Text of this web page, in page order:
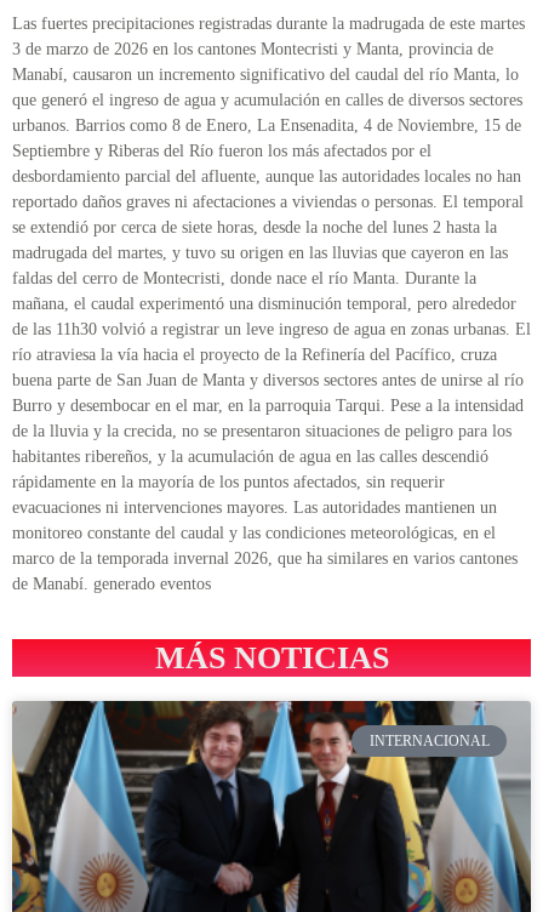
Las fuertes precipitaciones registradas durante la madrugada de este martes
3 de marzo de 2026 en los cantones Montecristi y Manta, provincia de
Manabí, causaron un incremento significativo del caudal del río Manta, lo
que generó el ingreso de agua y acumulación en calles de diversos sectores
urbanos. Barrios como 8 de Enero, La Ensenadita, 4 de Noviembre, 15 de
Septiembre y Riberas del Río fueron los más afectados por el
desbordamiento parcial del afluente, aunque las autoridades locales no han
reportado daños graves ni afectaciones a viviendas o personas. El temporal
se extendió por cerca de siete horas, desde la noche del lunes 2 hasta la
madrugada del martes, y tuvo su origen en las lluvias que cayeron en las
faldas del cerro de Montecristi, donde nace el río Manta. Durante la
mañana, el caudal experimentó una disminución temporal, pero alrededor
de las 11h30 volvió a registrar un leve ingreso de agua en zonas urbanas. El
río atraviesa la vía hacia el proyecto de la Refinería del Pacífico, cruza
buena parte de San Juan de Manta y diversos sectores antes de unirse al río
Burro y desembocar en el mar, en la parroquia Tarqui. Pese a la intensidad
de la lluvia y la crecida, no se presentaron situaciones de peligro para los
habitantes ribereños, y la acumulación de agua en las calles descendió
rápidamente en la mayoría de los puntos afectados, sin requerir
evacuaciones ni intervenciones mayores. Las autoridades mantienen un
monitoreo constante del caudal y las condiciones meteorológicas, en el
marco de la temporada invernal 2026, que ha similares en varios cantones
de Manabí. generado eventos
MÁS NOTICIAS
INTERNACIONAL